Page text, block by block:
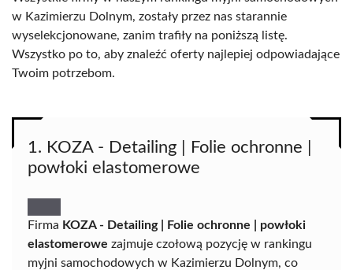
w Kazimierzu Dolnym, zostały przez nas starannie
wyselekcjonowane, zanim trafiły na poniższą listę.
Wszystko po to, aby znaleźć oferty najlepiej odpowiadające
Twoim potrzebom.
1. KOZA - Detailing | Folie ochronne |
powłoki elastomerowe
Firma KOZA - Detailing | Folie ochronne | powłoki
elastomerowe zajmuje czołową pozycję w rankingu
myjni samochodowych w Kazimierzu Dolnym, co